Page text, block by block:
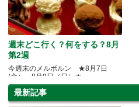
週末どこ行く？何をする？8月
第2週
今週末のメルボルン ★8月7日
(金）～8月9日（日）★
最新記事